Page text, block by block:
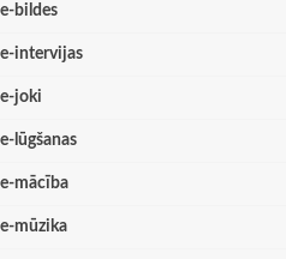
e-bildes
e-intervijas
e-joki
e-lūgšanas
e-mācība
e-mūzika